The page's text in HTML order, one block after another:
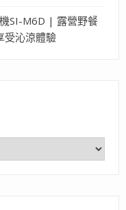
機SI-M6D | 露營野餐
受沁涼體驗